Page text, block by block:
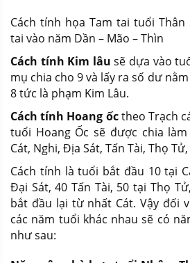
Cách tính họa Tam tai tuổi Thân
tai vào năm Dần – Mão – Thìn
Cách tính Kim lâu sẽ dựa vào
mụ chia cho 9 và lấy ra số dư
8 tức là phạm Kim Lâu.
Cách tính Hoang ốctheo Trạch
tuổi Hoang Ốc sẽ được chia
Cát, Nghi, Địa Sát, Tấn Tài, Thọ
Cách tính là tuổi bắt đầu 10 tại
Đại Sát, 40 Tấn Tài, 50 tại Thọ
bắt đầu lại từ nhất Cát. Vậy đối
các năm tuổi khác nhau sẽ có
như sau: